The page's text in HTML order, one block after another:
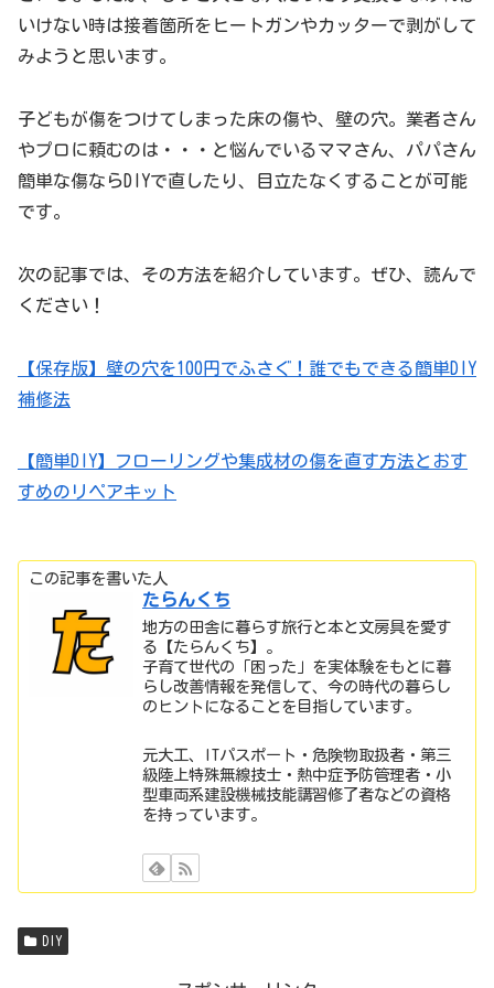
いけない時は接着箇所をヒートガンやカッターで剥がして
みようと思います。
子どもが傷をつけてしまった床の傷や、壁の穴。業者さん
やプロに頼むのは・・・と悩んでいるママさん、パパさん
簡単な傷ならDIYで直したり、目立たなくすることが可能
です。
次の記事では、その方法を紹介しています。ぜひ、読んで
ください！
【保存版】壁の穴を100円でふさぐ！誰でもできる簡単DIY
補修法
【簡単DIY】フローリングや集成材の傷を直す方法とおす
すめのリペアキット
この記事を書いた人
たらんくち
地方の田舎に暮らす旅行と本と文房具を愛す
る【たらんくち】。
子育て世代の「困った」を実体験をもとに暮
らし改善情報を発信して、今の時代の暮らし
のヒントになることを目指しています。
元大工、ITパスポート・危険物取扱者・第三
級陸上特殊無線技士・熱中症予防管理者・小
型車両系建設機械技能講習修了者などの資格
を持っています。
DIY